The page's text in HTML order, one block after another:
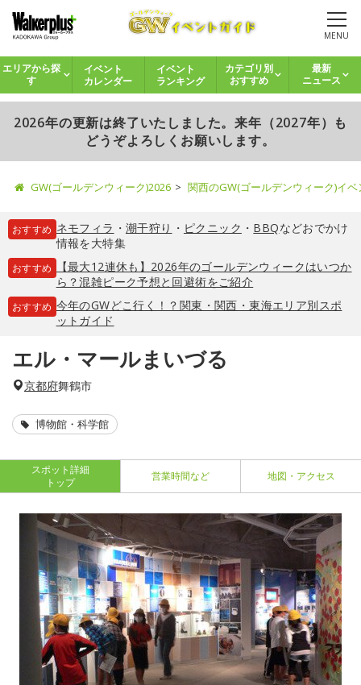
MENU
エリアから探
す
イベント
カレンダー
イベント
ランキング
カテゴリ別
おすすめ
最新
ニュース
2026年の更新は終了いたしました。来年（2027年）も
どうぞよろしくお願いします。
GW(ゴールデンウィーク)2026 関西のGW(ゴールデンウィーク)イ
おすすめ ネモフィラ ・ 潮干狩り ・ ピクニック ・ BBQなどおでかけ
情報を大特集
おすすめ
【最大12連休も】2026年のゴールデンウィークはいつか
ら？混雑ピーク予想と回避術をご紹介
おすすめ 今年のGWどこ行く！？関東・関西・東海エリア別スポ
ットガイド
エル・マールまいづる
京都府舞鶴市
博物館・科学館
スポット詳細
トップ
営業時間など 地図・アクセス